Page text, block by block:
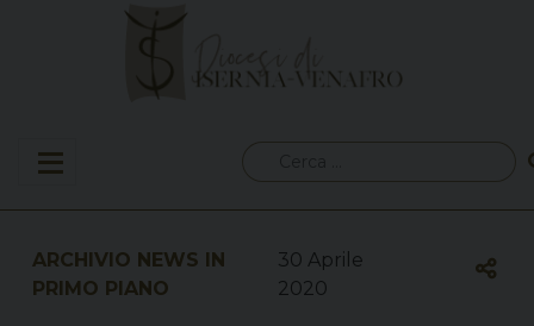
per:
ARCHIVIO NEWS IN
PRIMO PIANO
30 Aprile
2020